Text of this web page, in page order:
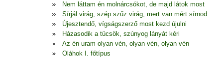
Nem láttam én molnárcsókot, de majd látok most
Sírjál virág, szép szűz virág, mert van mért sírnod
Újesztendő, vígságszerző most kezd újulni
Házasodik a tücsök, szúnyog lányát kéri
Az én uram olyan vén, olyan vén, olyan vén
Oláhok I. főtípus